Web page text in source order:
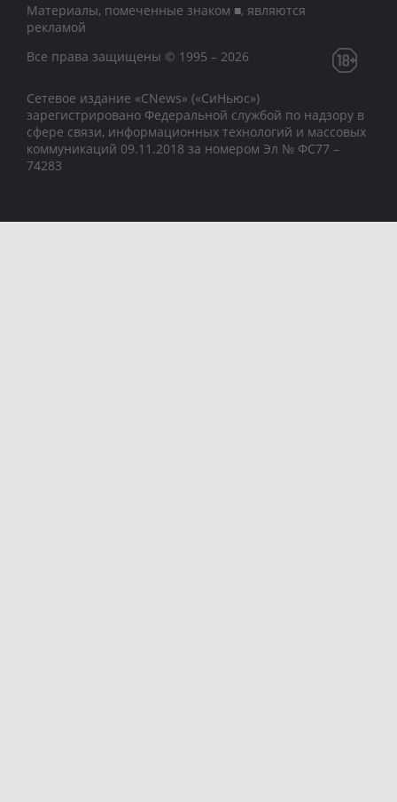
Материалы, помеченные знаком ■, являются
рекламой
Все права защищены © 1995 – 2026
Сетевое издание «CNews» («СиНьюс»)
зарегистрировано Федеральной службой по надзору в
сфере связи, информационных технологий и массовых
коммуникаций 09.11.2018 за номером Эл № ФС77 –
74283